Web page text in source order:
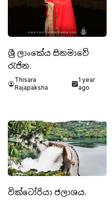
ශ්‍රී ලාංකේය සිනමාවේ
රැජින.
Thisara
Rajapaksha
1 year
ago
වික්ටෝරියා ජලාශය.